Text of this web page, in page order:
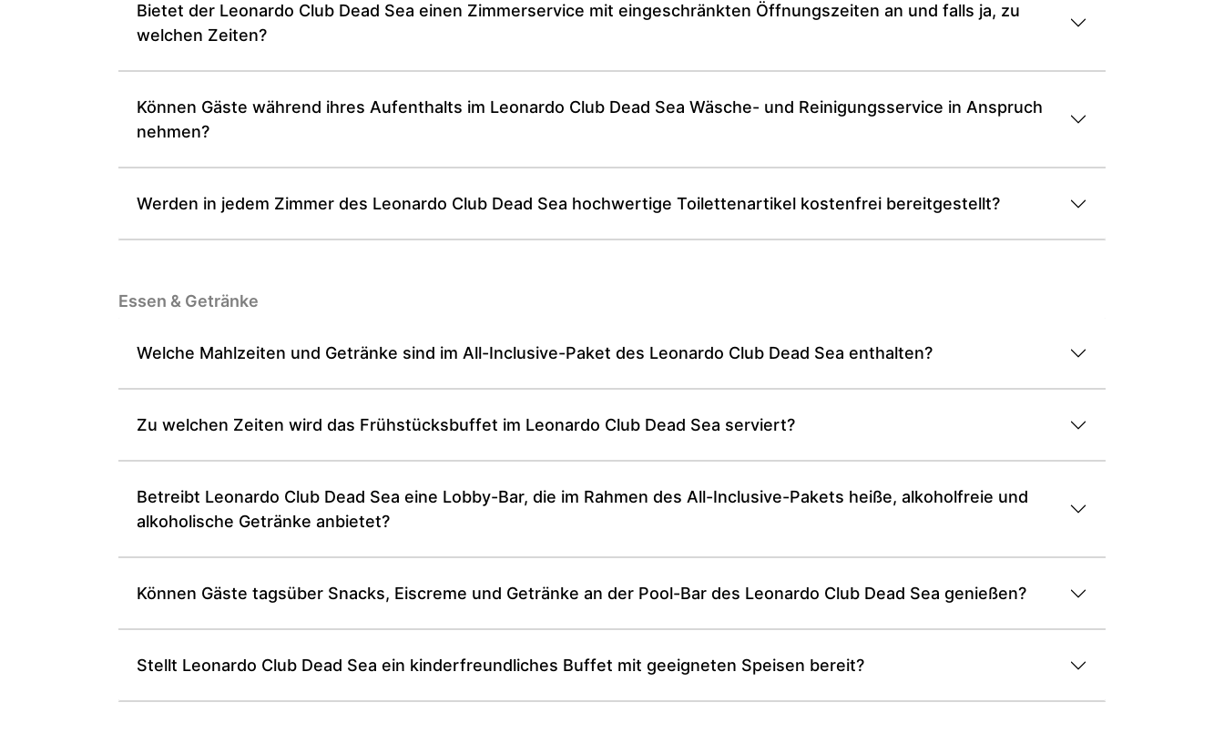
Bietet der Leonardo Club Dead Sea einen Zimmerservice mit eingeschränkten Öffnungszeiten an und falls ja, zu
welchen Zeiten?
Können Gäste während ihres Aufenthalts im Leonardo Club Dead Sea Wäsche- und Reinigungsservice in Anspruch
nehmen?
Werden in jedem Zimmer des Leonardo Club Dead Sea hochwertige Toilettenartikel kostenfrei bereitgestellt?
Essen & Getränke
Welche Mahlzeiten und Getränke sind im All-Inclusive-Paket des Leonardo Club Dead Sea enthalten?
Zu welchen Zeiten wird das Frühstücksbuffet im Leonardo Club Dead Sea serviert?
Betreibt Leonardo Club Dead Sea eine Lobby-Bar, die im Rahmen des All-Inclusive-Pakets heiße, alkoholfreie und
alkoholische Getränke anbietet?
Können Gäste tagsüber Snacks, Eiscreme und Getränke an der Pool-Bar des Leonardo Club Dead Sea genießen?
Stellt Leonardo Club Dead Sea ein kinderfreundliches Buffet mit geeigneten Speisen bereit?